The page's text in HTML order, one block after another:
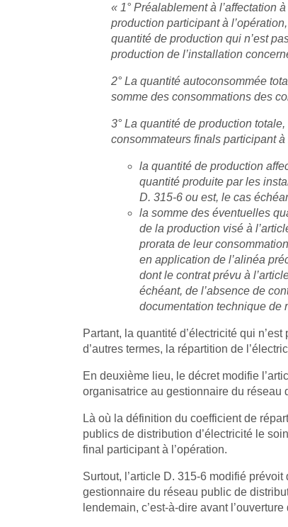
« 1° Préalablement à l’affectation
production participant à
quantité de production qui n’est
production de l’installation
2° La quantité autoconsommée
somme des consommations des
3° La quantité de production
consommateurs finals participant
la quantité de production
quantité produite par les
D. 315-6 ou est, le cas
la somme des éventuelles
de la production visé à
prorata de leur
en application de l’alinéa
dont le contrat prévu à
échéant, de l’absence de
documentation technique de
Partant, la quantité d’électricité qui
d’autres termes, la répartition de
En deuxième lieu, le décret modifie
organisatrice au gestionnaire du réseau
Là où la définition du coefficient de
publics de distribution d’électricité le
final participant à l’opération.
Surtout, l’article D. 315-6 modifié
gestionnaire du réseau public de
lendemain, c’est-à-dire avant